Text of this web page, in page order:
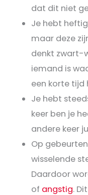
dat dit niet
Je hebt
maar deze
denkt zwart-
iemand is
een korte tijd
Je hebt
keer ben je
andere keer
Op
wisselende
Daardoor
of angstig.